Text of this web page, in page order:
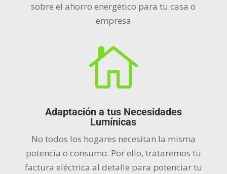
sobre el ahorro energético para tu casa o
empresa

Adaptación a tus Necesidades
Lumínicas
No todos los hogares necesitan la misma
potencia o consumo. Por ello, trataremos tu
factura eléctrica al detalle para potenciar tu